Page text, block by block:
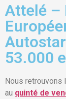
Attelé –
53.000
Nous retrouvons
au quinté de